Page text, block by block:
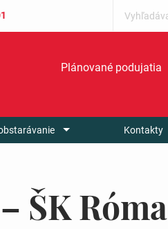
Plánované podujatia
Kontakty
ŠK Róma